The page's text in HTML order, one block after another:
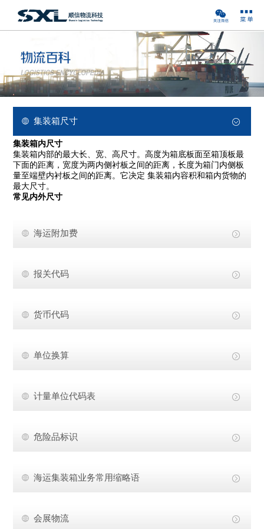
集装箱尺寸
集装箱内尺寸
集装箱内部的最大长、宽、高尺寸。高度为箱底板面至箱顶板最
下面的距离，宽度为两内侧衬板之间的距离，长度为箱门内侧板
量至端壁内衬板之间的距离。它决定 集装箱内容积和箱内货物的
最大尺寸。
常见内外尺寸
海运附加费
报关代码
货币代码
单位换算
计量单位代码表
危险品标识
海运集装箱业务常用缩略语
会展物流